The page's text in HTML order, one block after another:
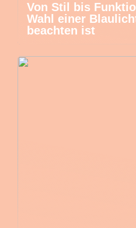
Von Stil bis
Wahl einer
beachten ist